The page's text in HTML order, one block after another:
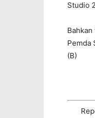
Studio
Pemda
(B)